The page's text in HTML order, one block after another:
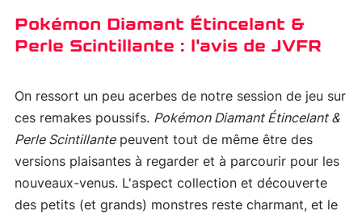
Pokémon Diamant Étincelant &
Perle Scintillante : l'avis de JVFR
On ressort un peu acerbes de notre session de jeu sur
ces remakes poussifs. Pokémon Diamant Étincelant &
Perle Scintillantepeuvent tout de même être des
versions plaisantes à regarder et à parcourir pour les
nouveaux-venus. L'aspect collection et découverte
des petits (et grands) monstres reste charmant, et le